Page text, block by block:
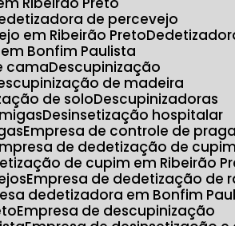
de percevejo
em Ribeirão Preto
Bonfim Paulista
cama Descupinização
de madeira
de solo Descupinizadoras
Desinsetização hospitalar
Empresa de controle de
Empresa de dedetização de cupim
de cupim em Ribeirão
Empresa de dedetização de
dedetizadora em Bonfim
Empresa de descupinização